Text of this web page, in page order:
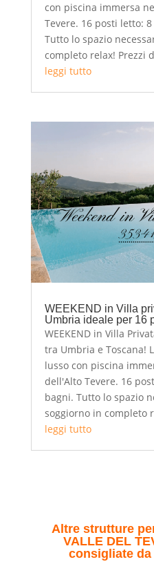
con piscina immersa
Tevere. 16 posti letto:
Tutto lo spazio
completo relax! Prezzi
leggi tutto
WEEKEND in Villa
Umbria ideale per 16
WEEKEND in Villa
tra Umbria e Toscana!
lusso con piscina
dell'Alto Tevere. 16
bagni. Tutto lo spazio
soggiorno in completo
leggi tutto
Altre strutture
VALLE DEL
consigliate